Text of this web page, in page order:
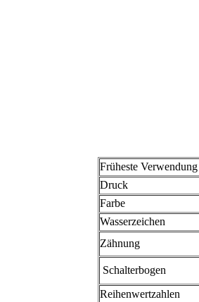
Früheste Verwendung
Druck
Farbe
Wasserzeichen
Zähnung
Schalterbogen
Reihenwertzahlen